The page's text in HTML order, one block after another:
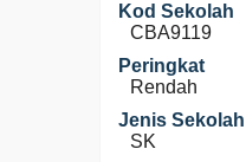
Kod Sekolah
CBA9119
Peringkat
Rendah
Jenis Sekolah
SK